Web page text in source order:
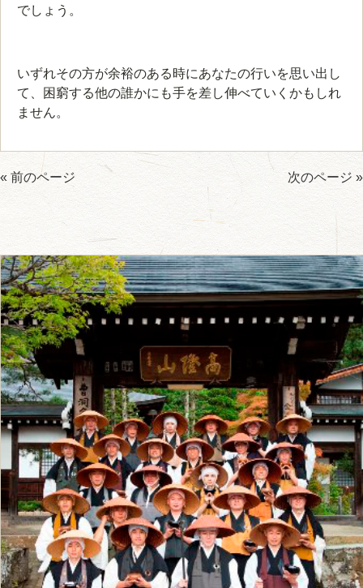
でしょう。
いずれその方が余裕のある時にあなたの行いを思い出し
て、困窮する他の誰かにも手を差し伸べていくかもしれ
ません。
« 前のページ 次のページ »